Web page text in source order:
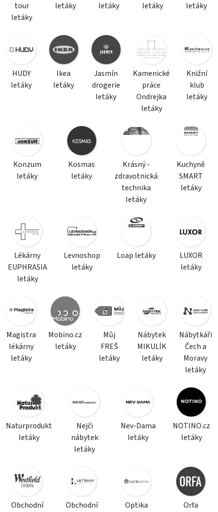
tour
letáky
letáky
letáky
letáky
letáky
HUDY
letáky
Ikea
letáky
Jasmín
drogerie
letáky
Kamenické
práce
Ondrejka
letáky
Knižní
klub
letáky
Konzum
letáky
Kosmas
letáky
Krásný -
zdravotnická
technika
letáky
Kuchyně
SMART
letáky
Lékárny
EUPHRASIA
letáky
Levnoshop
letáky
Loap letáky
LUXOR
letáky
Magistra
lékárny
letáky
Mobino.cz
letáky
Můj
FREŠ
letáky
Nábytek
MIKULÍK
letáky
Nábytkáři
Čech a
Moravy
letáky
Naturprodukt
letáky
Nejči
nábytek
letáky
Nev-Dama
letáky
NOTINO.cz
letáky
Obchodní
Obchodní
Optika
Orfa